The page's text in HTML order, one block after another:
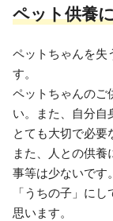
ペット供養
ペットちゃんを失
す。
ペットちゃんのご
い。また、自分自
とても大切で必要
また、人との供
事等は少ないです。
「うちの子」に
思います。